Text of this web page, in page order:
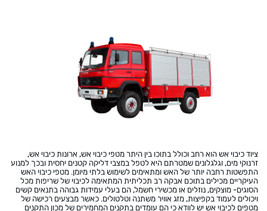
ציוד כיבוי אש הוא רחב וכולל בתוכו בין היתר מטפי כיבוי אש, ארונות כיבוי אש,
זרנוקי מים, וגלגלונים שמטרתם היא לטפל במצבי דליקה קטנים יחסית ובכך למנוע
התפשטות רחבה יותר של האש ומתאימים לשימוש בלתי מיומן. מטפי כיבוי האש
העיקריים מכילים בתוכם אבקה רב תכליתית המתאימה לכיבוי של שריפות מכל
הסוגים- מוצקים, נוזלים או מכשירי חשמל, הם בעלי עמידות גבוהה בתנאים קשים
ויכולים לעמוד בקפיצות, מזג אוויר משתנה וטלטולים. כאשר מבצעים רכישה של
מטפים לכיבוי אש יש לוודא כי הם עומדים בתקנים המחמירים של מכון התקנים